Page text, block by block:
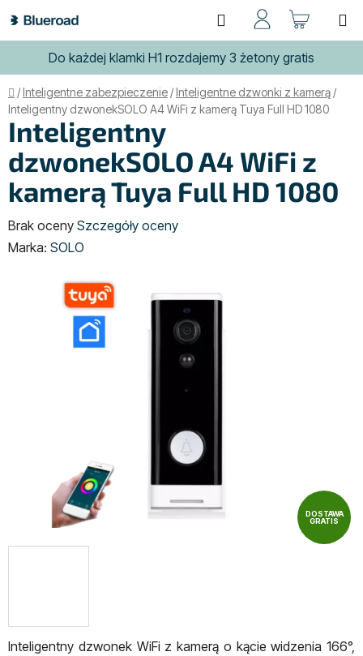
do
treści
Do każdej klamki H1 rozdajemy 3 żetony gratis
Szukaj
Home
/Inteligentne zabezpieczenie /Inteligentne dzwonki z kamerą /
Inteligentny dzwonekSOLO A4 WiFi z kamerą Tuya Full HD 1080
Inteligentny dzwonek WiFi z kamerą o kącie widzenia 166°,
Inteligentny
dzwonekSOLO A4 WiFi z
kamerą Tuya Full HD 1080
Średnia
ocena
Brak oceny Szczegóły oceny
Marka: SOLO
DOSTAWA
GRATIS